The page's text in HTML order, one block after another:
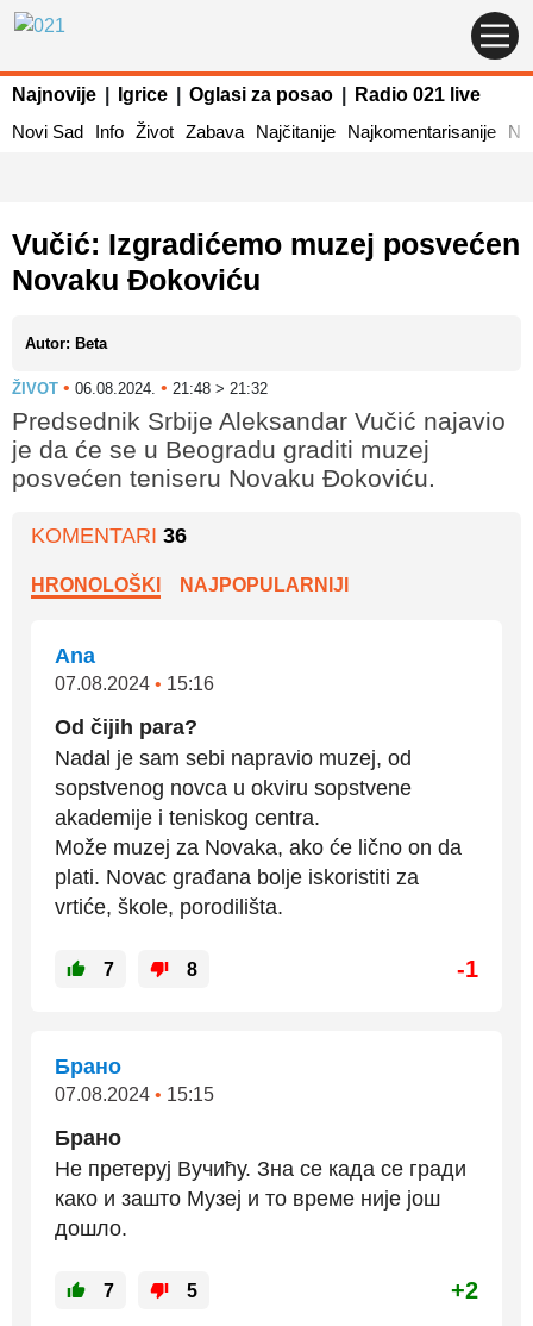
Najnovije Igrice Oglasi za posao
Radio 021 live
Novi Sad
Info Život Zabava Najčitanije Najkomentarisanije
Vučić: Izgradićemo muzej posvećen
Novaku Đokoviću
Autor: Beta
ŽIVOT • 06.08.2024. • 21:48 > 21:32
Predsednik Srbije Aleksandar Vučić najavio
je da će se u Beogradu graditi muzej
posvećen teniseru Novaku Đokoviću.
KOMENTARI 36
HRONOLOŠKI NAJPOPULARNIJI
Ana
07.08.2024 • 15:16
Od čijih para?
Nadal je sam sebi napravio muzej, od
sopstvenog novca u okviru sopstvene
akademije i teniskog centra.
Može muzej za Novaka, ako će lično on da
plati. Novac građana bolje iskoristiti za
vrtiće, škole, porodilišta.
7 8 -1
Брано
07.08.2024 • 15:15
Брано
Не претеруј Вучићу. Зна се када се гради
како и зашто Музеј и то време није још
дошло.
7 5 +2